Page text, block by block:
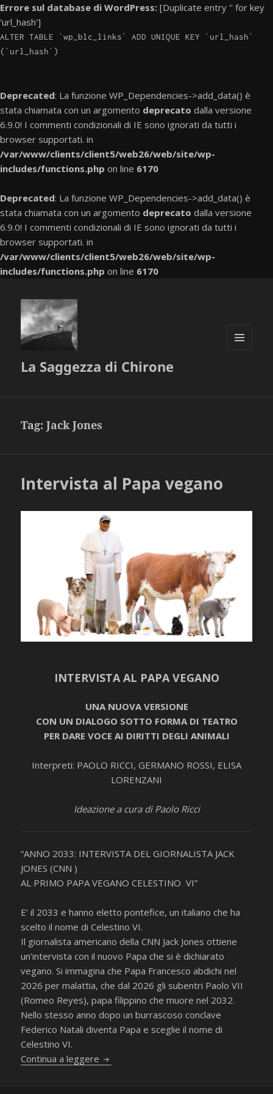
Errore sul database di WordPress: [Duplicate entry '' for key
'url_hash']
ALTER TABLE `wp_blc_links` ADD UNIQUE KEY `url_hash`
(`url_hash`)
Deprecated: La funzione WP_Dependencies->add_data() è
stata chiamata con un argomento deprecato dalla versione
6.9.0! I commenti condizionali di IE sono ignorati da tutti i
browser supportati. in
/var/www/clients/client5/web26/web/site/wp-
includes/functions.php on line 6170
Deprecated: La funzione WP_Dependencies->add_data() è
stata chiamata con un argomento deprecato dalla versione
6.9.0! I commenti condizionali di IE sono ignorati da tutti i
browser supportati. in
/var/www/clients/client5/web26/web/site/wp-
includes/functions.php on line 6170
La Saggezza di Chirone
Tag:Jack Jones
Intervista al Papa vegano
INTERVISTA AL PAPA VEGANO
UNA NUOVA VERSIONE
CON UN DIALOGO SOTTO FORMA DI TEATRO
PER DARE VOCE AI DIRITTI DEGLI ANIMALI
Interpreti: PAOLO RICCI, GERMANO ROSSI, ELISA
LORENZANI
Ideazione a cura di Paolo Ricci
“ANNO 2033: INTERVISTA DEL GIORNALISTA JACK
JONES (CNN )
AL PRIMO PAPA VEGANO CELESTINO VI”
E’ il 2033 e hanno eletto pontefice, un italiano che ha
scelto il nome di Celestino VI.
Il giornalista americano della CNN Jack Jones ottiene
un’intervista con il nuovo Papa che si è dichiarato
vegano. Si immagina che Papa Francesco abdichi nel
2026 per malattia, che dal 2026 gli subentri Paolo VII
(Romeo Reyes), papa filippino che muore nel 2032.
Nello stesso anno dopo un burrascoso conclave
Federico Natali diventa Papa e sceglie il nome di
Celestino VI.
Continua a leggere Intervista al Papa vegano